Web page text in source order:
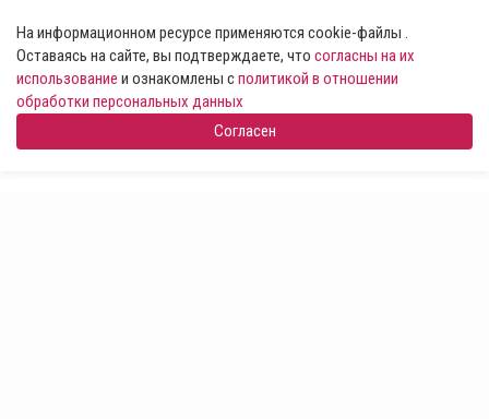
На информационном ресурсе применяются cookie-файлы .
Оставаясь на сайте, вы подтверждаете, что согласны на их
использование и ознакомлены сполитикой в отношении
обработки персональных данных
Согласен